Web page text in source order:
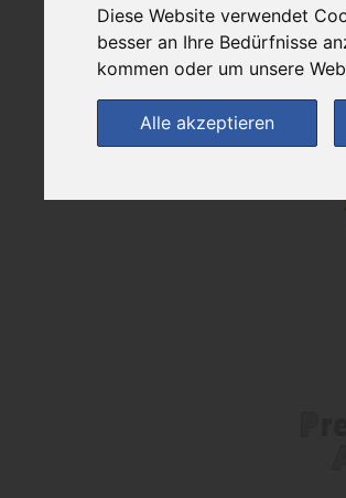
Diese Website verwendet
besser an Ihre Bedürfnisse
kommen oder um unsere
Alle akzeptieren